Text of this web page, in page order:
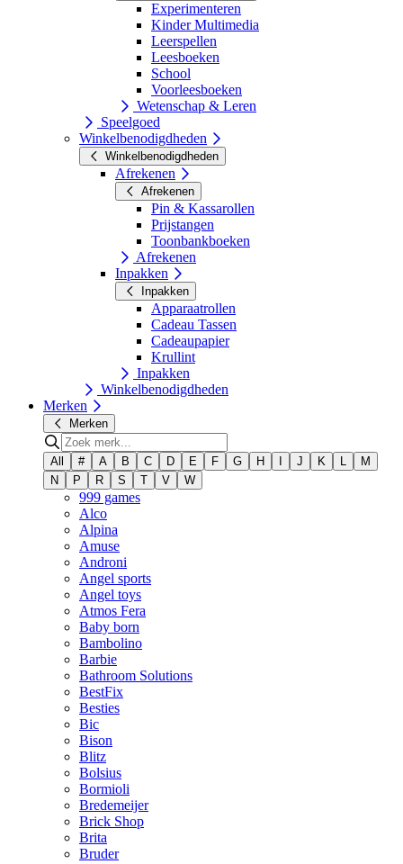
Experimenteren
Kinder Multimedia
Leerspellen
Leesboeken
School
Voorleesboeken
Wetenschap & Leren
Speelgoed
Winkelbenodigdheden
Winkelbenodigdheden
Afrekenen
Afrekenen
Pin & Kassarollen
Prijstangen
Toonbankboeken
Afrekenen
Inpakken
Inpakken
Apparaatrollen
Cadeau Tassen
Cadeaupapier
Krullint
Inpakken
Winkelbenodigdheden
Merken
Merken
All # A B C D E F G H J K L
M
N
P R S T V W
999 games
Alco
Alpina
Amuse
Androni
Angel sports
Angel toys
Atmos Fera
Baby born
Bambolino
Barbie
Bathroom Solutions
BestFix
Besties
Bic
Bison
Blitz
Bolsius
Bormioli
Bredemeijer
Brick Shop
Brita
Bruder